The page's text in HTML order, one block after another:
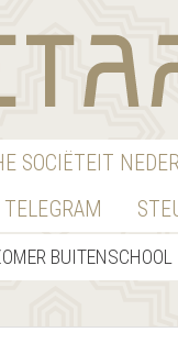
SOCIËTEIT
TELEGRAM
BUITENSCHOOL